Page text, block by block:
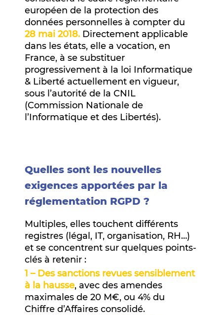
européen de la protection des
données personnelles à compter du
28 mai 2018. Directement applicable
dans les états, elle a vocation, en
France, à se substituer
progressivement à la loi Informatique
& Liberté actuellement en vigueur,
sous l’autorité de la CNIL
(Commission Nationale de
l’Informatique et des Libertés).
Quelles sont les nouvelles
exigences apportées par la
réglementation RGPD ?
Multiples, elles touchent différents
registres (légal, IT, organisation, RH…)
et se concentrent sur quelques points-
clés à retenir :
1 – Des sanctions revues sensiblement
à la hausse, avec des amendes
maximales de 20 M€, ou 4% du
Chiffre d’Affaires consolidé.